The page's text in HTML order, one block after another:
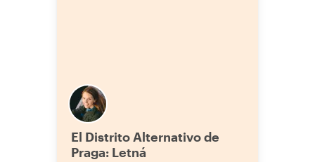
El Distrito Alternativo de
Praga: Letná